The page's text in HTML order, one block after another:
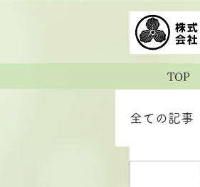
TOP
全ての記事